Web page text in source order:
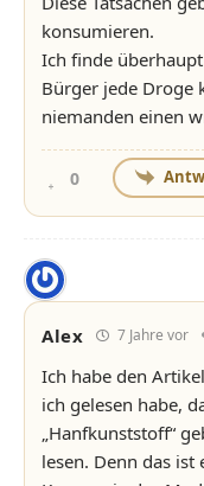
konsumieren.
Ich finde
Bürger jede Droge
niemanden einen
0
Alex 7 Jahre vor
Ich habe den
ich gelesen habe,
„Hanfkunststoff“
lesen. Denn das